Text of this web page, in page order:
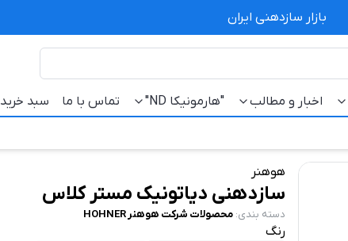
بازار سازدهنی ایران
اخبار و مطالب "هارمونیکا ND" تماس با ما
سبد خرید
هوهنر
سازدهنی دیاتونیک مستر کلاس
دسته بندی: محصولات شرکت هوهنر HOHNER
رنگ